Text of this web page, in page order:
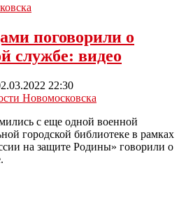
поговорили о
службе: видео
22:30
Новомосковска
с еще одной военной
городской библиотеке в рамках
на защите Родины» говорили о